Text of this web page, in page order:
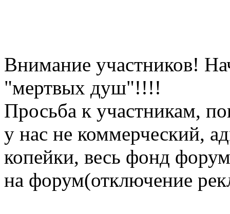
Внимание участников!
"мертвых душ"!!!!
Просьба к участникам,
у нас не коммерческий,
копейки, весь фонд
на форум(отключение